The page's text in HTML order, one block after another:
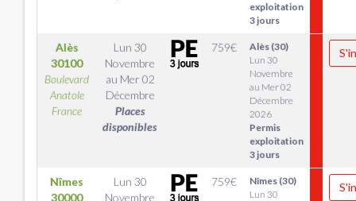
exploitation
3 jours
Alès
30100
Boulevard
Anatole
France
Lun 30
Novembre
au Mer 02
Décembre
Places
disponibles
759€
Alès (30)
Lun 30
Novembre
au Mer 02
Décembre
2026
Permis
exploitation
3 jours
Nîmes
30000
Lun 30
Novembre
759€
Nîmes (30)
Lun 30